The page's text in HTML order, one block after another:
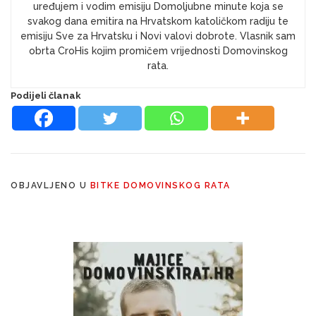
uređujem i vodim emisiju Domoljubne minute koja se
svakog dana emitira na Hrvatskom katoličkom radiju te
emisiju Sve za Hrvatsku i Novi valovi dobrote. Vlasnik sam
obrta CroHis kojim promičem vrijednosti Domovinskog
rata.
Podijeli članak
OBJAVLJENO U BITKE DOMOVINSKOG RATA